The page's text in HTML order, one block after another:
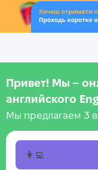
Привет! Мы –
английского
Мы предлагаем 3
👩‍💻